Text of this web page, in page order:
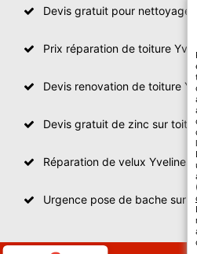
Devis gratuit pour nettoyage
Prix réparation de toiture
Devis renovation de toiture
Devis gratuit de zinc sur
Réparation de velux Yvelines
Urgence pose de bache sur